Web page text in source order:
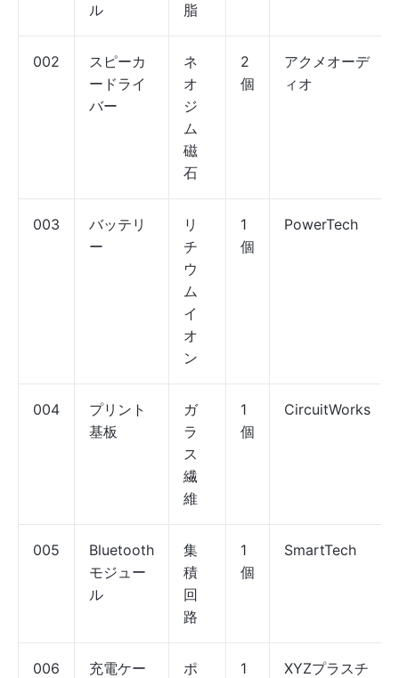
ル
脂
002
スピーカ
ードライ
バー
ネ
オ
ジ
ム
磁
石
2
個
アクメオーデ
ィオ
003
バッテリ
ー
リ
チ
ウ
ム
イ
オ
ン
1
個
PowerTech
004
プリント
基板
ガ
ラ
ス
繊
維
1
個
CircuitWorks
005
Bluetooth
モジュー
ル
集
積
回
路
1
個
SmartTech
006 充電ケー ポ 1 XYZプラスチ